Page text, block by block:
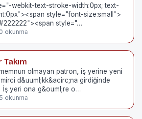
webkit-text-stroke-width:0px; text-
style="font-size:small">
style="…
okunma
Takım
olmayan patron, iş yerine yeni
d&uuml;kk&acirc;na girdiğinde
İş yeri ona g&ouml;re o…
okunma